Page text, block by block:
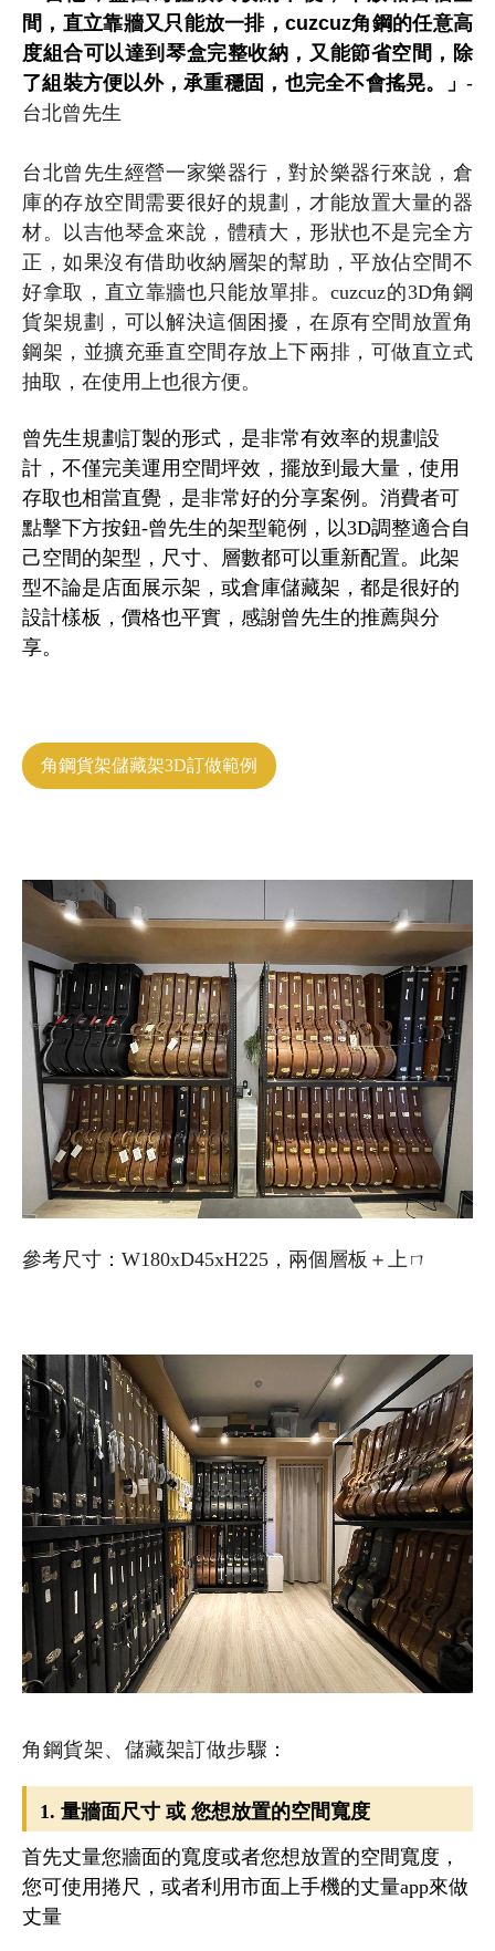
間，直立靠牆又只能放一排，cuzcuz角鋼的任意高
度組合可以達到琴盒完整收納，又能節省空間，除
了組裝方便以外，承重穩固，也完全不會搖晃。」 -
台北曾先生
台北曾先生經營一家樂器行，對於樂器行來說，倉
庫的存放空間需要很好的規劃，才能放置大量的器
材。以吉他琴盒來說，體積大，形狀也不是完全方
正，如果沒有借助收納層架的幫助，平放佔空間不
好拿取，直立靠牆也只能放單排。cuzcuz的3D角鋼
貨架規劃，可以解決這個困擾，在原有空間放置角
鋼架，並擴充垂直空間存放上下兩排，可做直立式
抽取，在使用上也很方便。
曾先生規劃訂製的形式，是非常有效率的規劃設
計，不僅完美運用空間坪效，擺放到最大量，使用
存取也相當直覺，是非常好的分享案例。消費者可
點擊下方按鈕-曾先生的架型範例，以3D調整適合自
己空間的架型，尺寸、層數都可以重新配置。此架
型不論是店面展示架，或倉庫儲藏架，都是很好的
設計樣板，價格也平實，感謝曾先生的推薦與分
享。
角鋼貨架儲藏架3D訂做範例
參考尺寸：W180xD45xH225，兩個層板＋上ㄇ
角鋼貨架、儲藏架訂做步驟：
1. 量牆面尺寸 或 您想放置的空間寬度
首先丈量您牆面的寬度或者您想放置的空間寬度，
您可使用捲尺，或者利用市面上手機的丈量app來做
丈量